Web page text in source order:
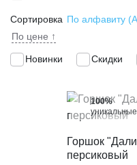
Сортировка По алфавиту
По цене ↑
Новинки Скидки
100%
Горшок
персиковый